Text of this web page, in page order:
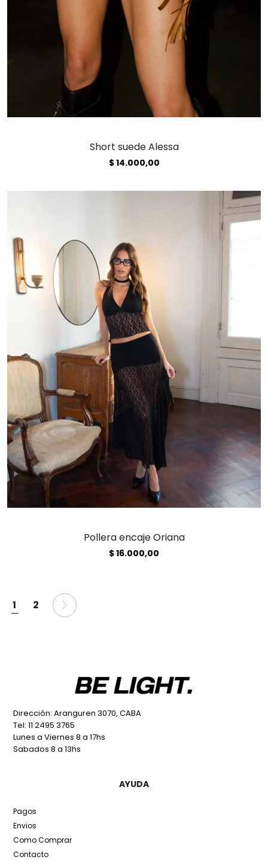
Short suede Alessa
$14.000,00
Pollera encaje Oriana
$16.000,00
1 2
Dirección: Aranguren 3070, CABA
Tel: 11 2495 3765
Lunes a Viernes 8 a 17hs
Sabados 8 a 13hs
AYUDA
Pagos
Envios
Como Comprar
Contacto